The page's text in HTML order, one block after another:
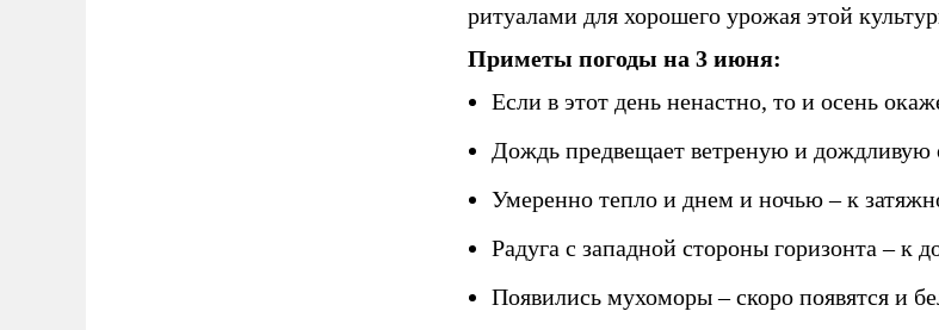
ритуалами для хорошего урожая этой
Приметы погоды на 3 июня:
Если в этот день ненастно, то и осень
Дождь предвещает ветреную и дождливую
Умеренно тепло и днем и ночью – к
Радуга с западной стороны горизонта – к
Появились мухоморы – скоро появятся и